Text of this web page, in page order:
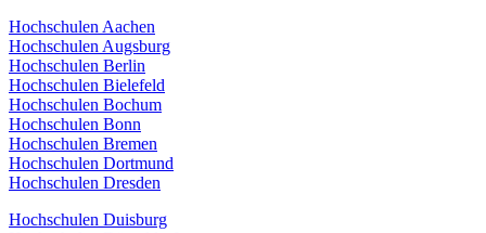
Hochschulen Aachen
Hochschulen Augsburg
Hochschulen Berlin
Hochschulen Bielefeld
Hochschulen Bochum
Hochschulen Bonn
Hochschulen Bremen
Hochschulen Dortmund
Hochschulen Dresden
Hochschulen Duisburg